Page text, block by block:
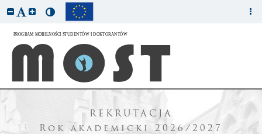
REKRUTACJA
Rok akademicki 2026/2027